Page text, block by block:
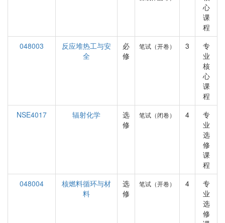
心
课
程
048003
反应堆热工与安
全
必
修
笔试（开卷） 3
专
业
核
心
课
程
NSE4017
辐射化学
选
修
笔试（闭卷） 4
专
业
选
修
课
程
048004
核燃料循环与材
料
选
修
笔试（开卷） 4
专
业
选
修